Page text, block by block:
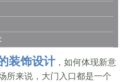
装饰设计，如何体现新意
所来说，大门入口都是一个